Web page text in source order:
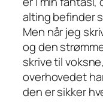
alting befinder
Men når jeg
og den
skrive til
overhovedet
den er sikker